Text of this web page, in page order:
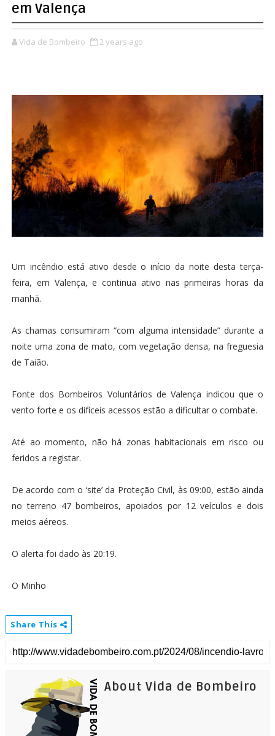
em Valença
Vida de Bombeiro 2 years ago
Um incêndio está ativo desde o início da noite desta terça-
feira, em Valença, e continua ativo nas primeiras horas da
manhã.
As chamas consumiram “com alguma intensidade” durante a
noite uma zona de mato, com vegetação densa, na freguesia
de Taião.
Fonte dos Bombeiros Voluntários de Valença indicou que o
vento forte e os difíceis acessos estão a dificultar o combate.
Até ao momento, não há zonas habitacionais em risco ou
feridos a registar.
De acordo com o ‘site’ da Proteção Civil, às 09:00, estão ainda
no terreno 47 bombeiros, apoiados por 12 veículos e dois
meios aéreos.
O alerta foi dado às 20:19.
O Minho
Share This
About Vida de Bombeiro